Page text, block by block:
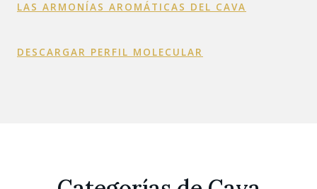
LAS ARMONÍAS AROMÁTICAS DEL CAVA
DESCARGAR PERFIL MOLECULAR